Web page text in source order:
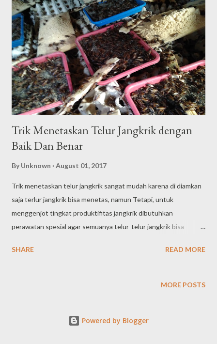
satu jenis makanan ternak yang baik pula diberikan pada jangkrik.
Dalam hal ini ada baiknya anda menggunakan jenis voorphokpan
511 yang dihaluskan terlebih dahulu. Penghalusan Voor berguna
dalam mempermudah pencernaan.Voor sendiri mengandung
sejumlah gizi yang baik dikonsumsi oleh hewan ternak. Jika
dilihat dari harganya, voor terjangkau oleh kantong karena cukup
murah. Bukan hanya murah, n...
Trik Menetaskan Telur Jangkrik dengan
Baik Dan Benar
By Unknown August 01, 2017
Trik menetaskan telur jangkrik sangat mudah karena di diamkan
saja terlur jangkrik bisa menetas, namun Tetapi, untuk
menggenjot tingkat produktifitas jangkrik dibutuhkan
perawatan spesial agar semuanya telur-telur jangkrik bisa
semacam ini pasti begitu terkait demikian erat dengan
digerakkan. di alam bebas jangkrik bisa bertelur dan menetaskan
atau pasir sedalam 5 -15 mm. umumnya jangkrik betina ini mampu
SHARE READ MORE
MORE POSTS
Powered by Blogger